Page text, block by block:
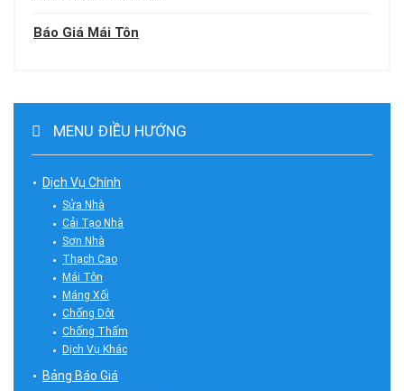
Báo Giá Mái Tôn
MENU ĐIỀU HƯỚNG
Dịch Vụ Chính
Sửa Nhà
Cải Tạo Nhà
Sơn Nhà
Thạch Cao
Mái Tôn
Máng Xối
Chống Dột
Chống Thấm
Dịch Vụ Khác
Bảng Báo Giá